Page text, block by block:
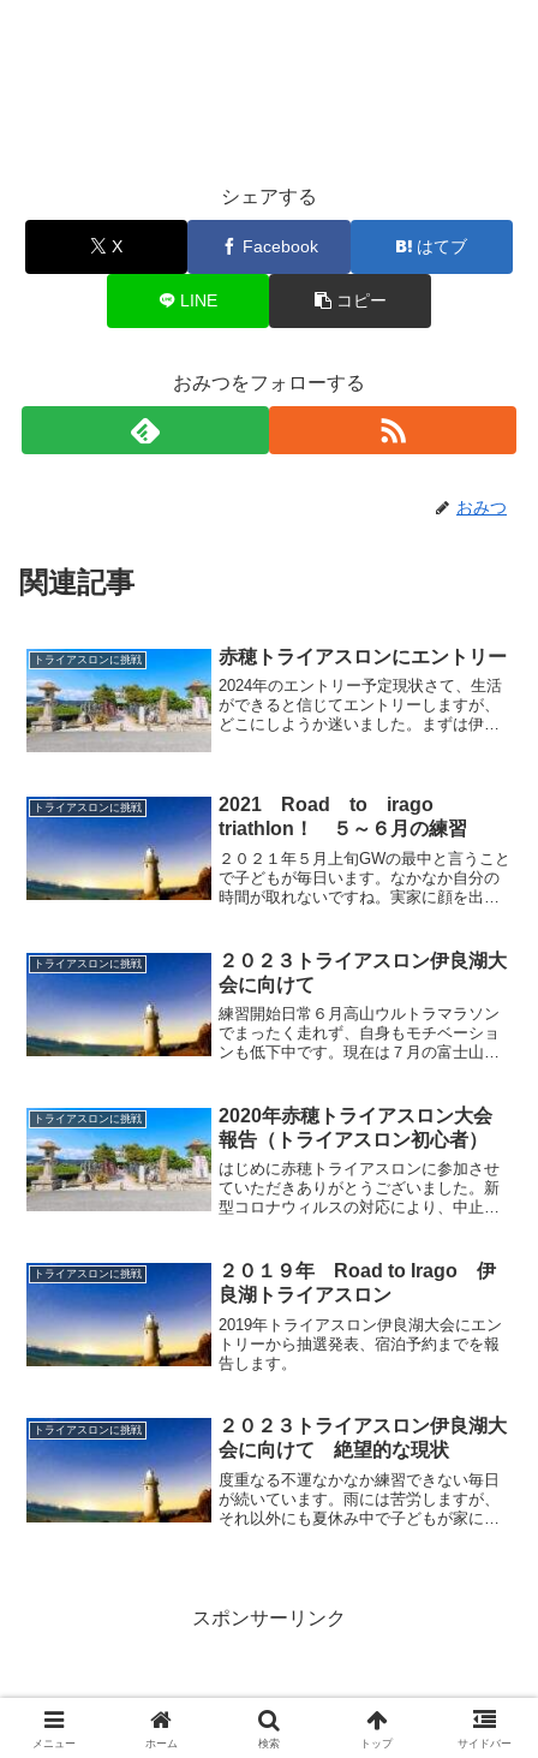
シェアする
X Facebook はてブ
LINE コピー
おみつをフォローする
おみつ
関連記事
トライアスロンに挑戦 赤穂トライアスロンにエントリー
2024年のエントリー予定現状さて、生活
ができると信じてエントリーしますが、
どこにしようか迷いました。まずは伊良
か。やっぱり海は苦手で...
トライアスロンに挑戦
2021 Road to irago
triathlon！ ５～６月の練習
２０２１年５月上旬GWの最中と言うこと
で子どもが毎日います。なかなか自分の
時間が取れないですね。実家に顔を出し
ないので、下の３人を任せて一番上だけ
連れて山登りに行ってき...
トライアスロンに挑戦
２０２３トライアスロン伊良湖大
会に向けて
練習開始日常６月高山ウルトラマラソン
でまったく走れず、自身もモチベーショ
ンも低下中です。現在は７月の富士山の
ている状態です。とにかく、日々の生活
なので家事と育児でほとん...
トライアスロンに挑戦
2020年赤穂トライアスロン大会
報告（トライアスロン初心者）
はじめに赤穂トライアスロンに参加させ
ていただきありがとうございました。新
型コロナウィルスの対応により、中止に
側の心に感謝いたします。緊急事態宣言
が出されている都道府県の...
トライアスロンに挑戦
２０１９年 Road to Irago 伊
良湖トライアスロン
2019年トライアスロン伊良湖大会にエン
トリーから抽選発表、宿泊予約までを報
告します。
トライアスロンに挑戦
２０２３トライアスロン伊良湖大
会に向けて 絶望的な現状
度重なる不運なかなか練習できない毎日
が続いています。雨には苦労しますが、
それ以外にも夏休み中で子どもが家にい
スポンサーリンク
メニュー ホーム 検索 トップ サイドバー